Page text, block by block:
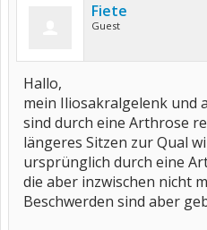
Fiete
Guest
Hallo,
mein Iliosakralgelenk und
sind durch eine Arthrose
längeres Sitzen zur Qual
ursprünglich durch eine
die aber inzwischen nicht
Beschwerden sind aber